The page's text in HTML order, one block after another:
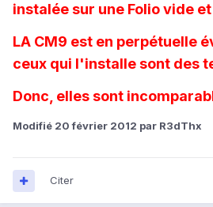
instalée sur une Folio vide
LA CM9 est en perpétuelle
ceux qui l'installe sont des
Donc, elles sont
Modifié 20 février 2012 par R3dThx
Citer